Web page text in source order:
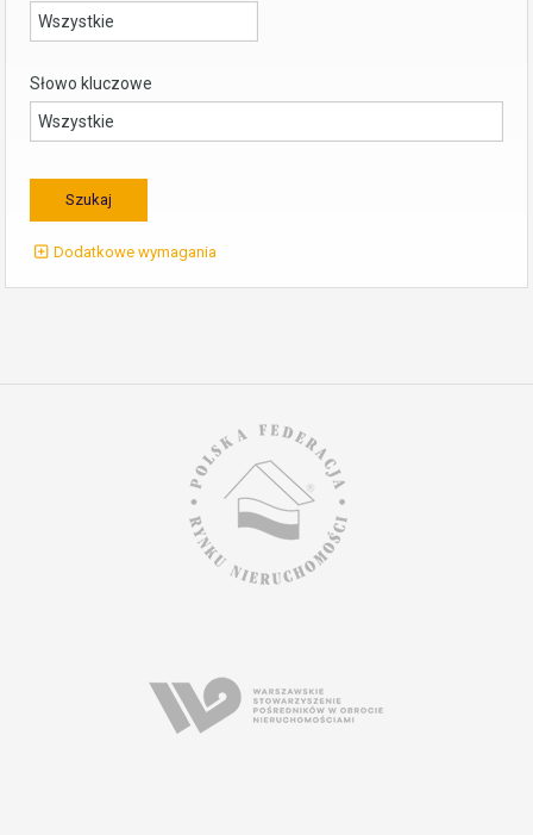
Słowo kluczowe
Dodatkowe wymagania